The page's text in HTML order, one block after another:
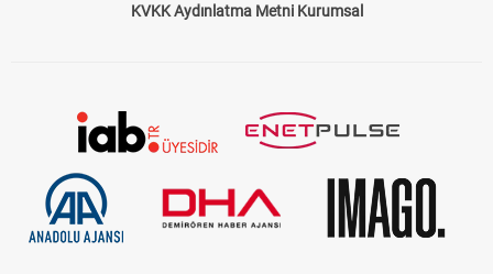
KVKK Aydınlatma Metni Kurumsal